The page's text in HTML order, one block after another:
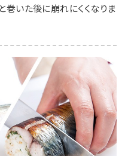
巻いた後に崩れにくくなりま